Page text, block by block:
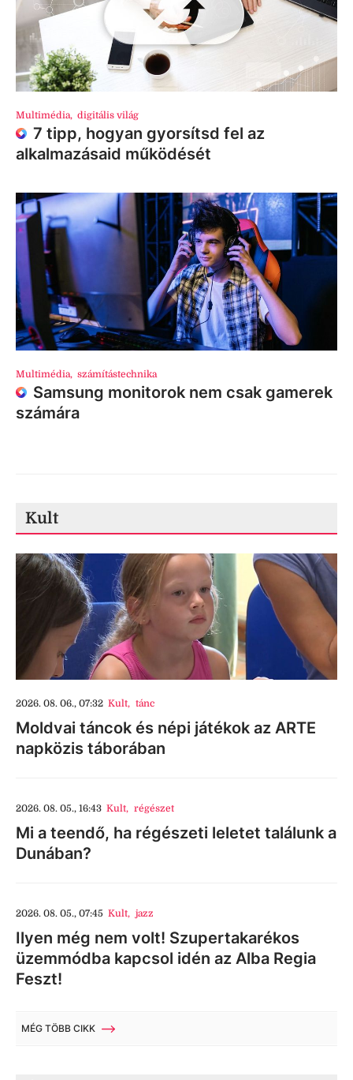
Multimédia, digitális világ
7 tipp, hogyan gyorsítsd fel az
alkalmazásaid működését
Multimédia, számítástechnika
Samsung monitorok nem csak gamerek
számára
Kult
2026. 08. 06., 07:32 Kult, tánc
Moldvai táncok és népi játékok az ARTE
napközis táborában
2026. 08. 05., 16:43 Kult, régészet
Mi a teendő, ha régészeti leletet találunk a
Dunában?
2026. 08. 05., 07:45 Kult, jazz
Ilyen még nem volt! Szupertakarékos
üzemmódba kapcsol idén az Alba Regia
Feszt!
MÉG TÖBB CIKK